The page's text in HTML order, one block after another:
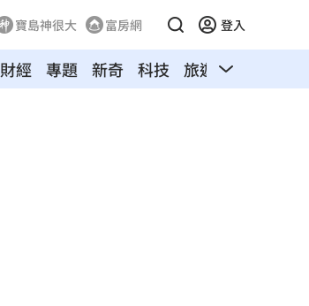
寶島神很大 富房網 登入
財經 專題 新奇 科技 旅遊 汽車